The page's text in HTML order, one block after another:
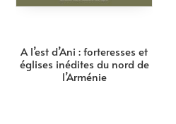
A l’est d’Ani : forteresses et
églises inédites du nord de
l’Arménie